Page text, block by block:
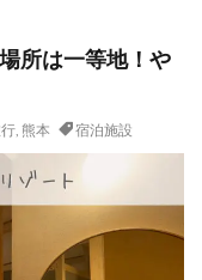
所は一等地！や
, 熊本 宿泊施設